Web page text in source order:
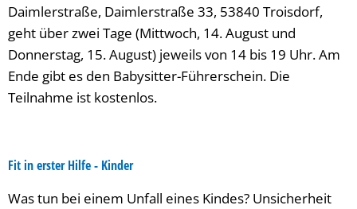
Daimlerstraße, Daimlerstraße 33, 53840 Troisdorf,
geht über zwei Tage (Mittwoch, 14. August und
Donnerstag, 15. August) jeweils von 14 bis 19 Uhr. Am
Ende gibt es den Babysitter-Führerschein. Die
Teilnahme ist kostenlos.
Fit in erster Hilfe - Kinder
Was tun bei einem Unfall eines Kindes? Unsicherheit